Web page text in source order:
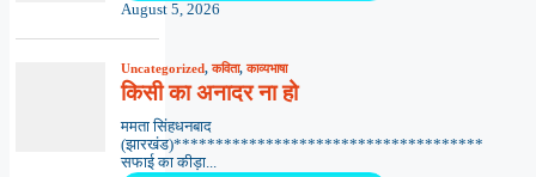
August 5, 2026
Uncategorized,कविता,काव्यभाषा
किसी का अनादर ना हो
ममता सिंहधनबाद
(झारखंड)*************************************
सफाई का कीड़ा...